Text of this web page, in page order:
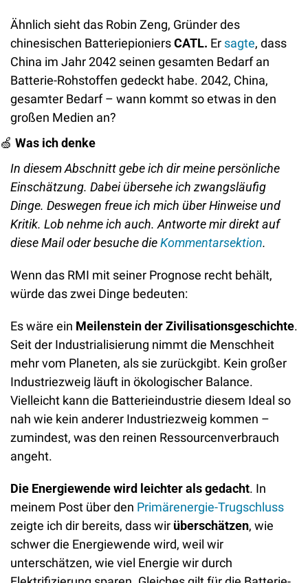
Ähnlich sieht das Robin Zeng, Gründer des
chinesischen Batteriepioniers CATL. Er sagte, dass
China im Jahr 2042 seinen gesamten Bedarf an
Batterie-Rohstoffen gedeckt habe. 2042, China,
gesamter Bedarf – wann kommt so etwas in den
großen Medien an?
🍏 Was ich denke
In diesem Abschnitt gebe ich dir meine persönliche
Einschätzung. Dabei übersehe ich zwangsläufig
Dinge. Deswegen freue ich mich über Hinweise und
Kritik. Lob nehme ich auch. Antworte mir direkt auf
diese Mail oder besuche die Kommentarsektion.
Wenn das RMI mit seiner Prognose recht behält,
würde das zwei Dinge bedeuten:
Es wäre ein Meilenstein der Zivilisationsgeschichte.
Seit der Industrialisierung nimmt die Menschheit
mehr vom Planeten, als sie zurückgibt. Kein großer
Industriezweig läuft in ökologischer Balance.
Vielleicht kann die Batterieindustrie diesem Ideal so
nah wie kein anderer Industriezweig kommen –
zumindest, was den reinen Ressourcenverbrauch
angeht.
Die Energiewende wird leichter als gedacht. In
meinem Post über den Primärenergie-Trugschluss
zeigte ich dir bereits, dass wir überschätzen, wie
schwer die Energiewende wird, weil wir
unterschätzen, wie viel Energie wir durch